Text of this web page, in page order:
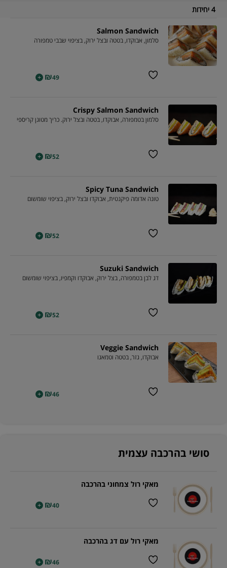
4 יחידות
Salmon Sandwich
סלמון, אבוקדו, בטטה ובצל ירוק, בציפוי שבבי טמפורה
₪49
+
Crispy Salmon Sandwich
סלמון בטמפורה, אבוקדו, בטטה ובצל ירוק. כריך מטוגן קריספי
₪52
+
Spicy Tuna Sandwich
טונה אדומה פיקנטית, אבוקדו ובצל ירוק, בציפוי שומשום
₪52
+
Suzuki Sandwich
דג לבן בטמפורה, בצל ירוק, אבוקדו וקמפיו, בציפוי שומשום
₪52
+
Veggie Sandwich
אבוקדו, גזר, בטטה וטמאגו
₪46
+
סושי בהרכבה עצמית
מאקי רול צמחוני בהרכבה
₪40
+
מאקי רול עם דג בהרכבה
₪46
+